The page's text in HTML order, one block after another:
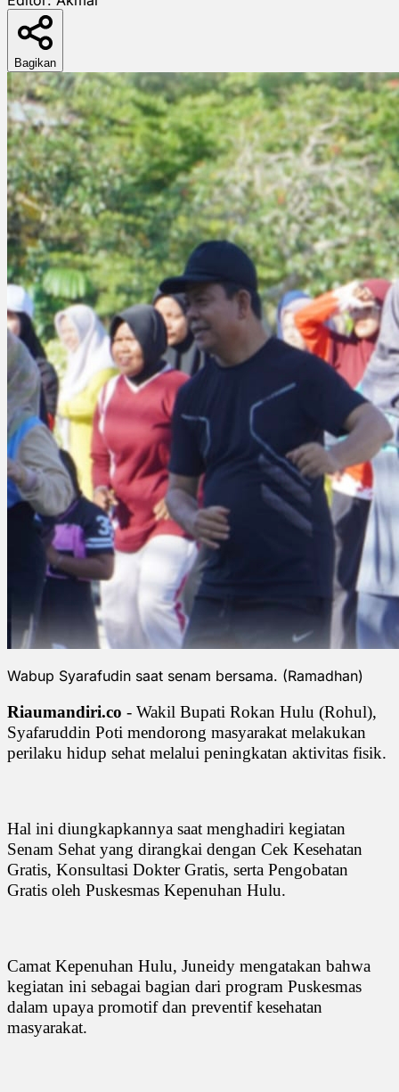
Bagikan
Wabup Syarafudin saat senam bersama. (Ramadhan)
Riaumandiri.co - Wakil Bupati Rokan Hulu (Rohul),
Syafaruddin Poti mendorong masyarakat melakukan
perilaku hidup sehat melalui peningkatan aktivitas fisik.
Hal ini diungkapkannya saat menghadiri kegiatan
Senam Sehat yang dirangkai dengan Cek Kesehatan
Gratis, Konsultasi Dokter Gratis, serta Pengobatan
Gratis oleh Puskesmas Kepenuhan Hulu.
Camat Kepenuhan Hulu, Juneidy mengatakan bahwa
kegiatan ini sebagai bagian dari program Puskesmas
dalam upaya promotif dan preventif kesehatan
masyarakat.